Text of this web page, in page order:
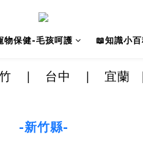
物保健-毛孩呵護 📖知識小
| 台中 | 宜蘭
-新竹縣-